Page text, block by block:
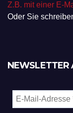
Z.B. mit einer E-
Oder Sie
NEWSLETTER